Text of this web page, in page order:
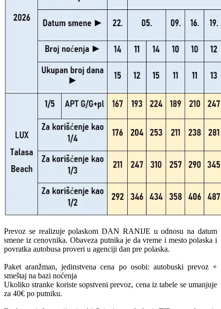
Prevoz se realizuje polaskom DAN RANIJE u odnosu na datum
smene iz cenovnika. Obaveza putnika je da vreme i mesto polaska i
povratka autobusa proveri u agenciji dan pre polaska.
Paket aranžman, jedinstvena cena po osobi: autobuski prevoz +
smeštaj na bazi noćenja
Ukoliko stranke koriste sopstveni prevoz, cena iz tabele se umanjuje
za 40€ po putniku.